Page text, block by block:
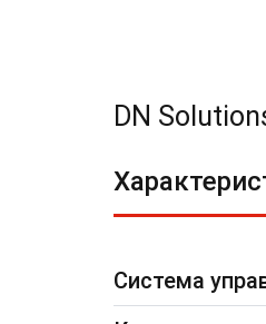
DN
Система